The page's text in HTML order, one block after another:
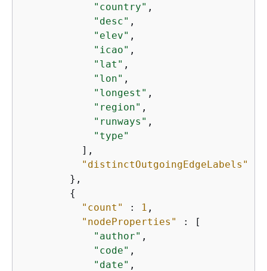
"country" ,
"desc" ,
"elev" ,
"icao" ,
"lat" ,
"lon" ,
"longest" ,
"region" ,
"runways" ,
"type"
          ],
"distinctOutgoingEdgeLabels"
        },
{
"count"
: 1 ,
"nodeProperties"
: [
"author" ,
"code" ,
"date" ,